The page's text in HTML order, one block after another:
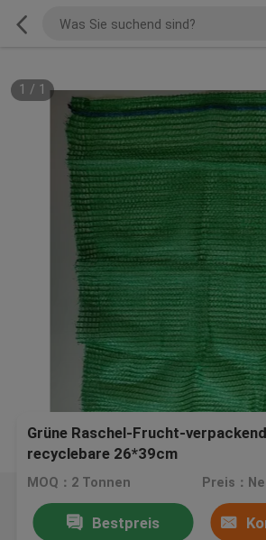
1 / 1
Grüne Raschel-Frucht-
recyclebare 26*39cm
MOQ：2 Tonnen Preis：
Bestpreis